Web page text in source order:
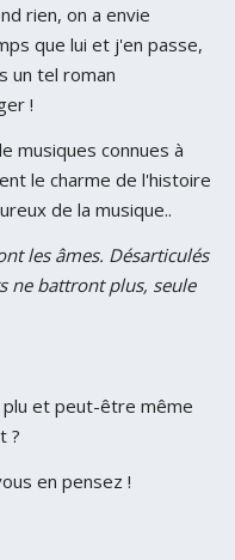
rien, on a envie
que lui et j'en passe,
un tel roman
!
musiques connues à
le charme de l'histoire
de la musique..
les âmes. Désarticulés
ne battront plus, seule
plu et peut-être même
?
en pensez !